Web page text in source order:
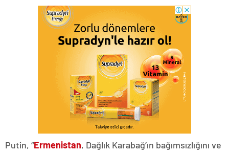
Putin, “Ermenistan, Dağlık Karabağ’ın bağımsızlığını ve